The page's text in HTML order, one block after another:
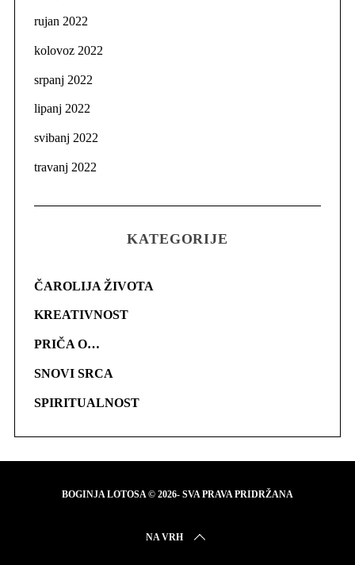
rujan 2022
kolovoz 2022
srpanj 2022
lipanj 2022
svibanj 2022
travanj 2022
KATEGORIJE
ČAROLIJA ŽIVOTA
KREATIVNOST
PRIČA O…
SNOVI SRCA
SPIRITUALNOST
BOGINJA LOTOSA © 2026- SVA PRAVA PRIDRŽANA
NA VRH